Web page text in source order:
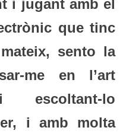
i jugant amb el
que tinc
sento la
me en l’art
lo
i amb molta